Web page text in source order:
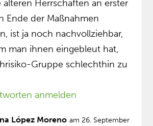
älteren Herrschaften an erster
Ende der Maßnahmen
ist ja noch nachvollziehbar,
man ihnen eingebleut hat,
Gruppe schlechthin zu
anmelden
López Moreno am 26. September